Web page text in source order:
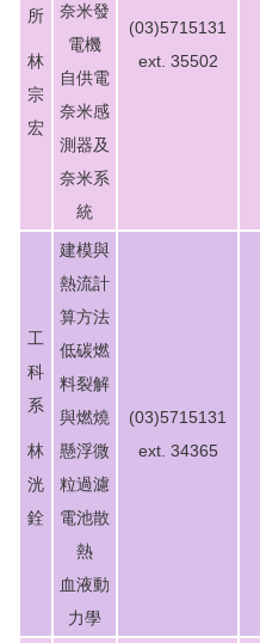
所
林
宗
宏
奈米發
電機
自供電
奈米感
測器及
奈米系
統
(03)5715131
ext. 35502
工
科
系
林
洸
銓
建模與
熱流計
算方法
低碳燃
料裂解
與燃燒
懸浮微
粒過濾
電池散
熱
血液動
力學
(03)5715131
ext. 34365